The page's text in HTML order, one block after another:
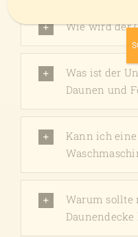
Wie wird der
Was ist der
Daunen und
Kann ich
Warum sollte
Daunendecke